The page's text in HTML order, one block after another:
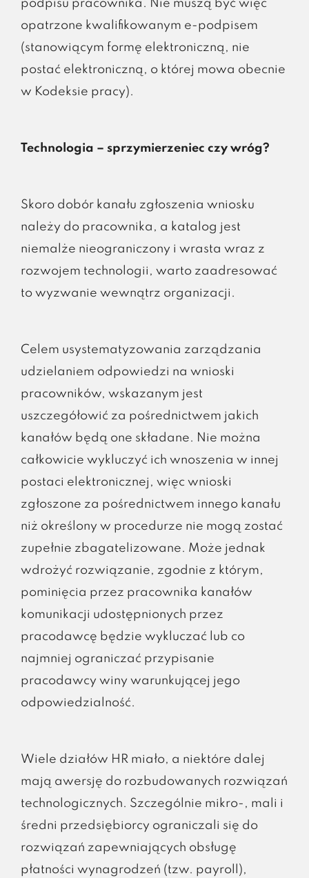
podpisu pracownika. Nie muszą być więc
opatrzone kwalifikowanym e-podpisem
(stanowiącym formę elektroniczną, nie
postać elektroniczną, o której mowa obecnie
w Kodeksie pracy).
Technologia – sprzymierzeniec czy wróg?
Skoro dobór kanału zgłoszenia wniosku
należy do pracownika, a katalog jest
niemalże nieograniczony i wrasta wraz z
rozwojem technologii, warto zaadresować
to wyzwanie wewnątrz organizacji.
Celem usystematyzowania zarządzania
udzielaniem odpowiedzi na wnioski
pracowników, wskazanym jest
uszczegółowić za pośrednictwem jakich
kanałów będą one składane. Nie można
całkowicie wykluczyć ich wnoszenia w innej
postaci elektronicznej, więc wnioski
zgłoszone za pośrednictwem innego kanału
niż określony w procedurze nie mogą zostać
zupełnie zbagatelizowane. Może jednak
wdrożyć rozwiązanie, zgodnie z którym,
pominięcia przez pracownika kanałów
komunikacji udostępnionych przez
pracodawcę będzie wykluczać lub co
najmniej ograniczać przypisanie
pracodawcy winy warunkującej jego
odpowiedzialność.
Wiele działów HR miało, a niektóre dalej
mają awersję do rozbudowanych rozwiązań
technologicznych. Szczególnie mikro-, mali i
średni przedsiębiorcy ograniczali się do
rozwiązań zapewniających obsługę
płatności wynagrodzeń (tzw. payroll),